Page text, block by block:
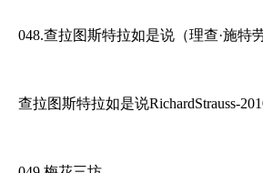
048.查拉图斯特拉如是说（理查·施特
查拉图斯特拉如是说RichardStrauss-